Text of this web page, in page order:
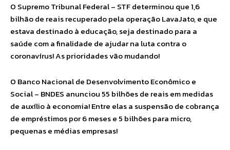
O Supremo Tribunal Federal – STF determinou que 1,6
bilhão de reais recuperado pela operação LavaJato, e que
estava destinado à educação, seja destinado para a
saúde com a finalidade de ajudar na luta contra o
coronavírus! As prioridades vão mudando!
O Banco Nacional de Desenvolvimento Econômico e
Social – BNDES anunciou 55 bilhões de reais em medidas
de auxílio à economia! Entre elas a suspensão de cobrança
de empréstimos por 6 meses e 5 bilhões para micro,
pequenas e médias empresas!